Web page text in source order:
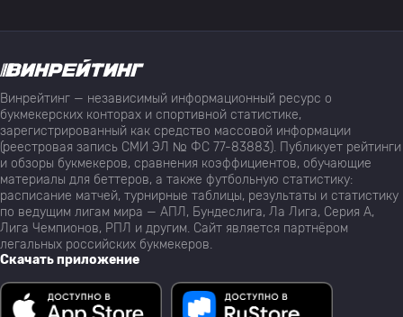
Винрейтинг — независимый информационный ресурс о
букмекерских конторах и спортивной статистике,
зарегистрированный как средство массовой информации
(реестровая запись СМИ ЭЛ № ФС 77-83883). Публикует рейтинги
и обзоры букмекеров, сравнения коэффициентов, обучающие
материалы для беттеров, а также футбольную статистику:
расписание матчей, турнирные таблицы, результаты и статистику
по ведущим лигам мира — АПЛ, Бундеслига, Ла Лига, Серия А,
Лига Чемпионов, РПЛ и другим. Сайт является партнёром
легальных российских букмекеров.
Скачать приложение